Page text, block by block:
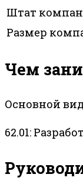
Штат
Размер
Чем
Основной
62.01: